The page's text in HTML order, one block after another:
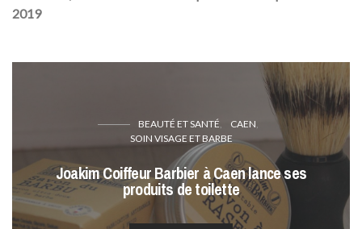
2019
BEAUTÉ ET SANTÉ
CAEN
SOIN VISAGE ET BARBE
Joakim Coiffeur Barbier à Caen lance ses
produits de toilette